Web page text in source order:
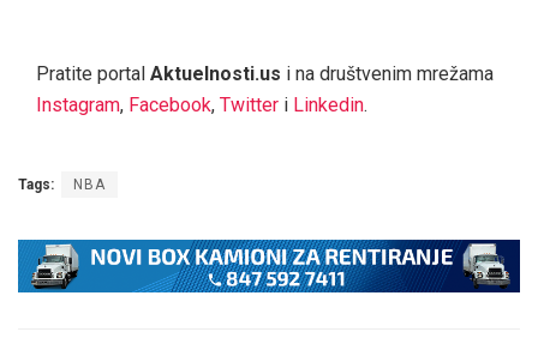
Pratite portal Aktuelnosti.us i na društvenim mrežama
Instagram, Facebook, Twitter i Linkedin.
Tags: NBA